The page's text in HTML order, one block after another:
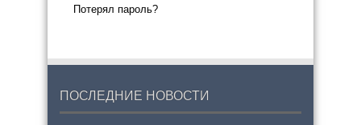
Потерял пароль?
ПОСЛЕДНИЕ НОВОСТИ